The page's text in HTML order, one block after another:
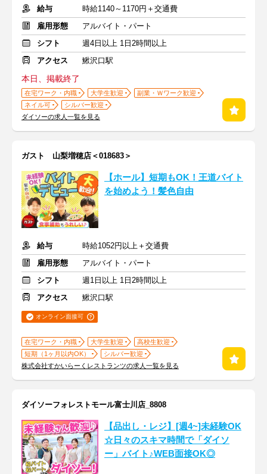
給与
時給1140～1170円＋交通費
雇用形態
アルバイト・パート
シフト
週4日以上 1日2時間以上
アクセス
鰍沢口駅
本日、掲載終了
在宅ワーク・内職 大学生歓迎
副業・Ｗワーク歓迎
ネイル可
シルバー歓迎
ダイソーの求人一覧を見る
ガスト 山梨増穂店＜018683＞
【ホール】短期もOK！王道バイト
を始めよう！髪色自由
給与
時給1052円以上＋交通費
雇用形態
アルバイト・パート
シフト
週1日以上 1日2時間以上
アクセス
鰍沢口駅
オンライン面接可
在宅ワーク・内職 大学生歓迎
高校生歓迎
短期（1ヶ月以内OK）
シルバー歓迎
株式会社すかいらーくレストランツの求人一覧を見る
ダイソーフォレストモール富士川店_8808
【品出し・レジ】[週4~]未経験OK
☆日々のスキマ時間で「ダイソ
ー」バイト♪WEB面接OK◎